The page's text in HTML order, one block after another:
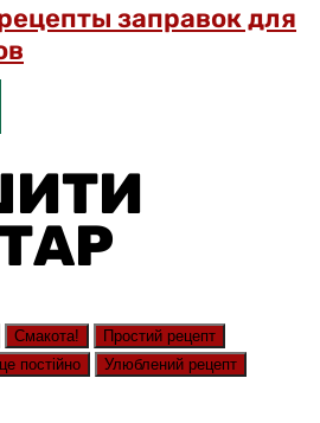
заправок для
Смакота!
Простий рецепт
постійно Улюблений рецепт